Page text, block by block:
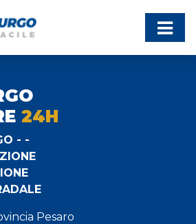
24H
AUTOSPURGO - -
Pesaro
PRONTO
24H SU 24H